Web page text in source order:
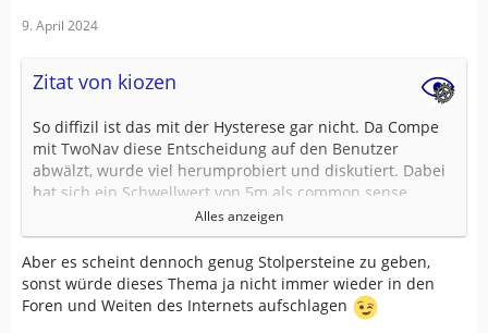
9. April 2024
Zitat von kiozen
So diffizil ist das mit der Hysterese gar nicht. Da Compe
mit TwoNav diese Entscheidung auf den Benutzer
abwälzt, wurde viel herumprobiert und diskutiert. Dabei
hat sich ein Schwellwert von 5m als common sense
herausgebildet. Und der Wert ist tatsächlich recht
universell anzuwenden.
Probleme gibt es eigentlich immer nur bei
Aufzeichnungen, die keine nennenswerten Höhenmeter
gemacht haben, die Leute aber trotzdem einen möglichst
Alles anzeigen
Aber es scheint dennoch genug Stolpersteine zu geben,
sonst würde dieses Thema ja nicht immer wieder in den
Foren und Weiten des Internets aufschlagen